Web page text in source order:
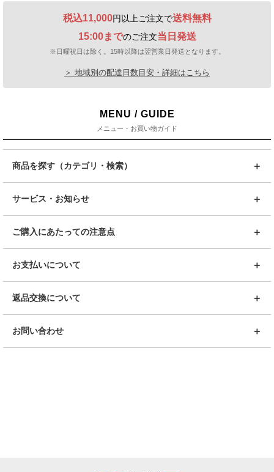
税込11,000円以上ご注文で送料無料
15:00までのご注文当日発送
※日曜祝日は除く。15時以降は翌営業日発送となります。
＞ 地域別の配達日数目安・詳細はこちら
MENU / GUIDE
メニュー・お買い物ガイド
商品を探す（カテゴリ・検索）
サービス・お知らせ
ご購入にあたっての注意点
お支払いについて
返品交換について
お問い合わせ